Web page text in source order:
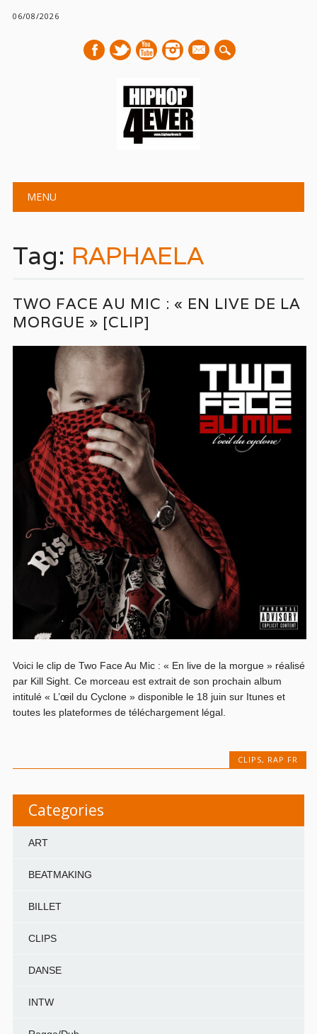
06/08/2026
mail
Main menu
MENU
Tag: RAPHAELA
TWO FACE AU MIC : « EN LIVE DE LA
MORGUE » [CLIP]
Voici le clip de Two Face Au Mic : « En live de la morgue » réalisé
par Kill Sight. Ce morceau est extrait de son prochain album
intitulé « L’œil du Cyclone » disponible le 18 juin sur Itunes et
toutes les plateformes de téléchargement légal.
CLIPS, RAP FR
Categories
ART
BEATMAKING
BILLET
CLIPS
DANSE
INTW